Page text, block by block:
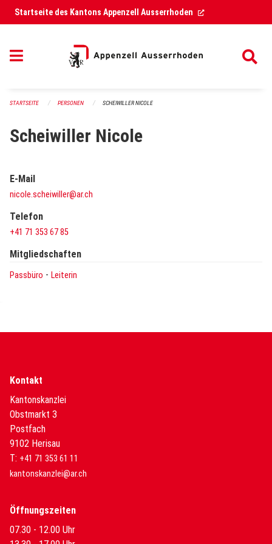
Navigation überspringen
Startseite des Kantons Appenzell Ausserrhoden (External Link)
STARTSEITE PERSONEN SCHEIWILLER NICOLE
Scheiwiller Nicole
E-Mail
nicole.scheiwiller@ar.ch
Telefon
+41 71 353 67 85
Mitgliedschaften
Passbüro - Leiterin
Kontakt
Kantonskanzlei
Obstmarkt 3
Postfach
9102 Herisau
T: +41 71 353 61 11
kantonskanzlei@ar.ch
Öffnungszeiten
07.30 - 12.00 Uhr